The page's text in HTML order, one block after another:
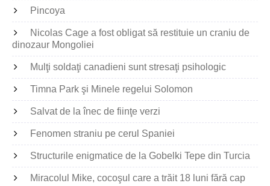
Pincoya
Nicolas Cage a fost obligat să restituie un craniu de
dinozaur Mongoliei
Mulţi soldaţi canadieni sunt stresaţi psihologic
Timna Park şi Minele regelui Solomon
Salvat de la înec de fiinţe verzi
Fenomen straniu pe cerul Spaniei
Structurile enigmatice de la Gobelki Tepe din Turcia
Miracolul Mike, cocoşul care a trăit 18 luni fără cap